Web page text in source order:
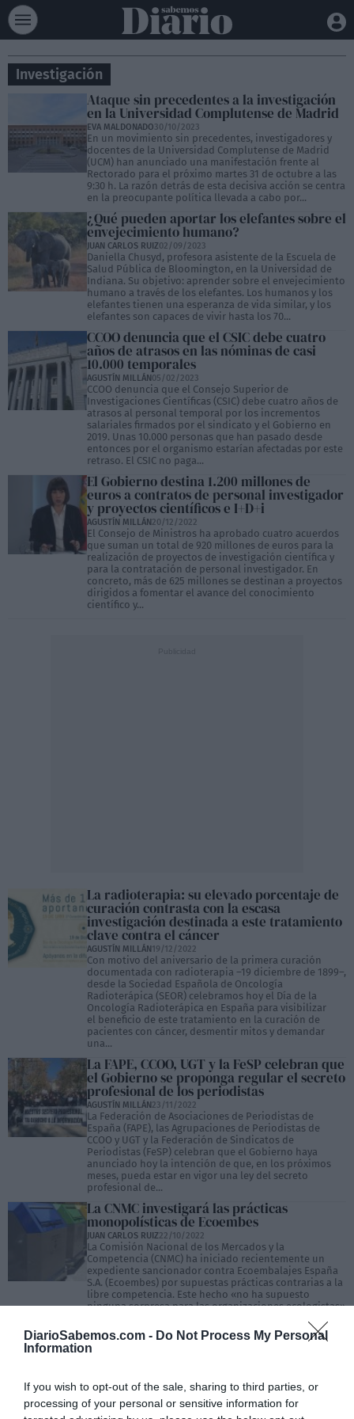
DiarioSabemos.com - Do Not Process My Personal
Information
If you wish to opt-out of the sale, sharing to third parties, or
processing of your personal or sensitive information for
Investigación
Ataque sin precedentes a la investigación
en la Universidad Complutense de Madrid
EVA MALDONADO30/10/2023
En un movimiento sin precedentes, investigadores y
docentes de la Universidad Complutense de Madrid
(UCM) han anunciado una manifestación frente al
Rectorado para el próximo martes 31 de octubre a las
9:30 h. La razón detrás de esta decisiva acción se centra
en la preocupante política llevada a cabo por...
¿Qué pueden aportar los elefantes sobre el
envejecimiento humano?
JUAN CARLOS RUIZ02/09/2023
Daniella Chusyd, profesora asistente de la Escuela de
Salud Pública de Bloomington, en la Universidad de
Indiana. Su objetivo: aprender sobre el envejecimiento
humano a través de los elefantes. Los humanos y los
elefantes tienen una esperanza de vida similar, y los
elefantes son capaces de vivir hasta los 70...
CCOO denuncia que el CSIC debe cuatro
años de atrasos en las nóminas de casi
10.000 temporales
AGUSTÍN MILLÁN05/02/2023
CCOO denuncia que el Consejo Superior de
Investigaciones Científicas (CSIC) debe cuatro años de
atrasos al personal temporal por los incrementos
salariales firmados por el sindicato y el Gobierno en
2019. Unas 10.000 personas que han pasado desde
entonces por el organismo estarían afectadas por este
retraso. El CSIC no paga...
El Gobierno destina 1.200 millones de
euros a contratos de personal investigador
y proyectos científicos e I+D+i
AGUSTÍN MILLÁN20/12/2022
El Consejo de Ministros ha aprobado cuatro acuerdos
que suman un total de 920 millones de euros para la
realización de proyectos de investigación científica y
para la contratación de personal investigador. En
concreto, más de 625 millones se destinan a proyectos
dirigidos a fomentar el avance del conocimiento
científico y...
La radioterapia: su elevado porcentaje de
curación contrasta con la escasa
investigación destinada a este tratamiento
clave contra el cáncer
AGUSTÍN MILLÁN19/12/2022
Con motivo del aniversario de la primera curación
documentada con radioterapia –19 diciembre de 1899–,
desde la Sociedad Española de Oncología
Radioterápica (SEOR) celebramos hoy el Día de la
Oncología Radioterápica en España para visibilizar
el beneficio de este tratamiento en la curación de
pacientes con cáncer, desmentir mitos y demandar
una...
La FAPE, CCOO, UGT y la FeSP celebran que
el Gobierno se proponga regular el secreto
profesional de los periodistas
AGUSTÍN MILLÁN23/11/2022
La Federación de Asociaciones de Periodistas de
España (FAPE), las Agrupaciones de Periodistas de
CCOO y UGT y la Federación de Sindicatos de
Periodistas (FeSP) celebran que el Gobierno haya
anunciado hoy la intención de que, en los próximos
meses, pueda estar en vigor una ley del secreto
profesional de...
La CNMC investigará las prácticas
monopolísticas de Ecoembes
JUAN CARLOS RUIZ22/10/2022
La Comisión Nacional de los Mercados y la
Competencia (CNMC) ha iniciado recientemente un
expediente sancionador contra Ecoembalajes España
S.A. (Ecoembes) por supuestas prácticas contrarias a la
libre competencia. Este hecho «no ha supuesto
ninguna sorpresa para las organizaciones ecologistas»
ponga cerco a...
La Fiscalía investiga a la Xunta de Galicia
La Fiscalía ha respondido a las denuncias presentadas
por las distintas entidades que integran la plataforma
«Por un Monte Gallego con Futuro» informando que